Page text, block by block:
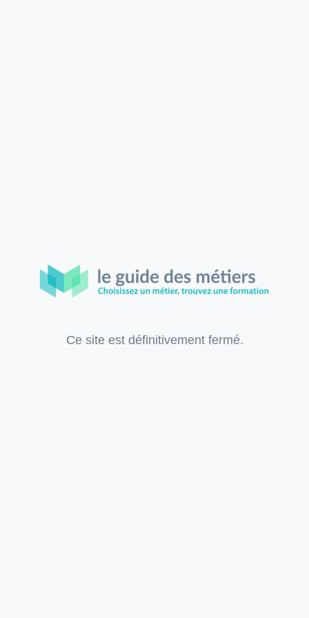
Ce site est définitivement fermé.